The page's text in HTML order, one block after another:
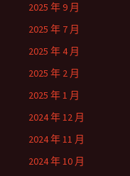
2025 年 9 月
2025 年 7 月
2025 年 4 月
2025 年 2 月
2025 年 1 月
2024 年 12 月
2024 年 11 月
2024 年 10 月